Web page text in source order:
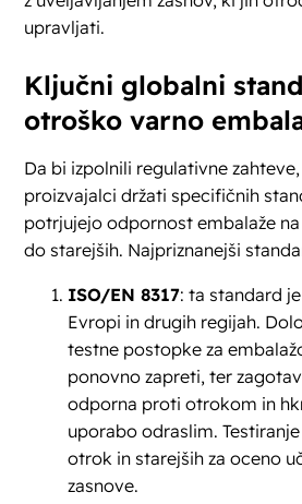
upravljati.
Ključni globalni
otroško varno
Da bi izpolnili regulativne
proizvajalci držati specifičnih
potrjujejo odpornost embalaže
do starejših. Najpriznanejši
ISO/EN 8317: ta standard
Evropi in drugih regijah.
testne postopke za
ponovno zapreti, ter
odporna proti otrokom in
uporabo odraslim.
otrok in starejših za oceno
zasnove.